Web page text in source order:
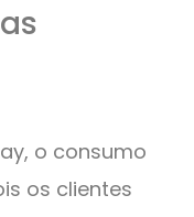
o consumo
os clientes